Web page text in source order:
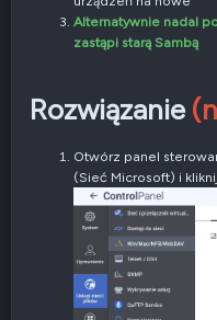
Alternatywnie nadal
zastąpi starą Sambą
Rozwiązanie
Otwórz panel
(Sieć Microsoft) i